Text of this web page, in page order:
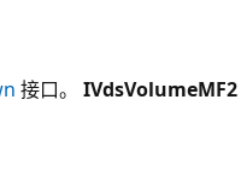
接口。 IVdsVolumeMF2